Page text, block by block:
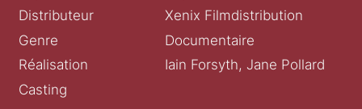
Distributeur
Xenix Filmdistribution
Genre
Documentaire
Réalisation
Iain Forsyth, Jane Pollard
Casting